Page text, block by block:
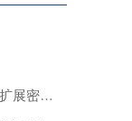
人类转录因子DNA结合特异性的扩展密码本